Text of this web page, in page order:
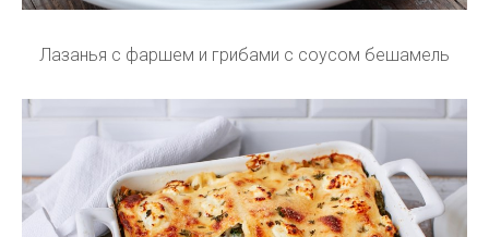
Лазанья с фаршем и грибами с соусом бешамель